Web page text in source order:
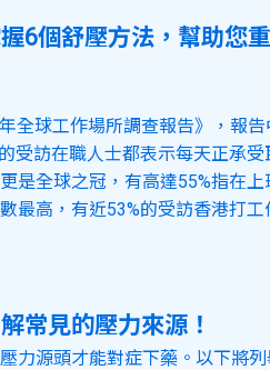
6個舒壓方法，幫助您
全球工作場所調查報告》，報
受訪在職人士都表示每天正承受
是全球之冠，有高達55%指在上
最高，有近53%的受訪香港打工
常見的壓力來源！
力源頭才能對症下藥。以下將